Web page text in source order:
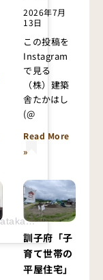
（株）建築舎たかはし(@kenchikusyatakahashi)がシェアした投稿
2026年7月
13日
この投稿を
Instagram
で見る
（株）建築
舎たかはし
(@
Read More
»
訓子府「子
育て世帯の
平屋住宅」